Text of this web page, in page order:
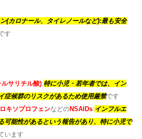
(カロナール、タイレノールなど):最も安全
す
サリチル酸):特に小児・若年者では、イン
症候群のリスクがあるため使用厳禁です
キソプロフェンなどのNSAIDs: インフルエ
可能性があるという報告があり、特に小児で
います